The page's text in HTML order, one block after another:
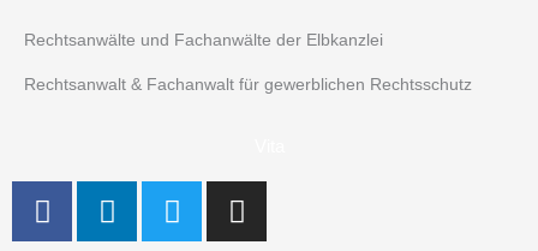
Rechtsanwälte und Fachanwälte der Elbkanzlei
Rechtsanwalt & Fachanwalt für gewerblichen Rechtsschutz
F
a
L
i
T
w
I
n